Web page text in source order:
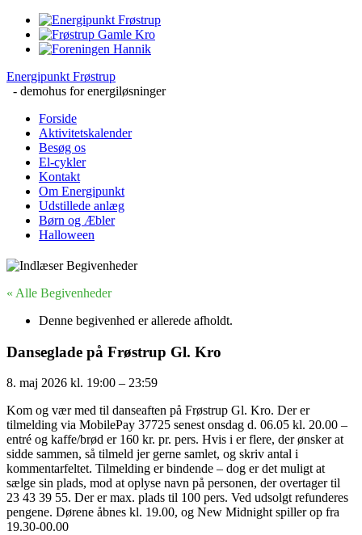
Energipunkt Frøstrup
- demohus for energiløsninger
Forside
Aktivitetskalender
Besøg os
El-cykler
Kontakt
Om Energipunkt
Udstillede anlæg
Børn og Æbler
Halloween
« Alle Begivenheder
Denne begivenhed er allerede afholdt.
Danseglade på Frøstrup Gl. Kro
8. maj 2026 kl. 19:00 – 23:59
Kom og vær med til danseaften på Frøstrup Gl. Kro. Der er
tilmelding via MobilePay 37725 senest onsdag d. 06.05 kl. 20.00 –
entré og kaffe/brød er 160 kr. pr. pers. Hvis i er flere, der ønsker at
sidde sammen, så tilmeld jer gerne samlet, og skriv antal i
kommentarfeltet. Tilmelding er bindende – dog er det muligt at
sælge sin plads, mod at oplyse navn på personen, der overtager til
23 43 39 55. Der er max. plads til 100 pers. Ved udsolgt refunderes
pengene. Dørene åbnes kl. 19.00, og New Midnight spiller op fra
19.30-00.00